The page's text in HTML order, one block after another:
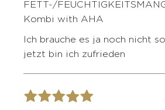
FETT-/
Kombi with AHA
Ich brauche es ja noch nicht
jetzt bin ich zufrieden